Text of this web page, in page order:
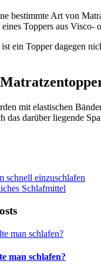
bestimmte Art von
Toppers aus Visco-
ein Topper dagegen
mit elastischen
das darüber liegende
schnell einzuschlafen
Schlafmittel
man schlafen?